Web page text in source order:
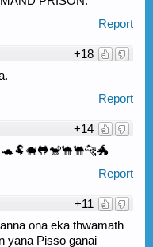
Report
+18
Report
+14
Report
+11
ona eka thwamath
yana Pisso ganai